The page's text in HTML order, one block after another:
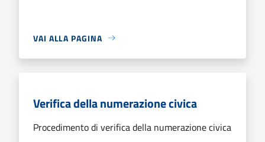
VAI ALLA PAGINA
Verifica della numerazione civica
Procedimento di verifica della numerazione civica